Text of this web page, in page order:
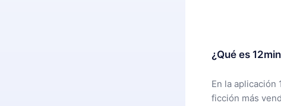
¿Qué es
En la
ficción más